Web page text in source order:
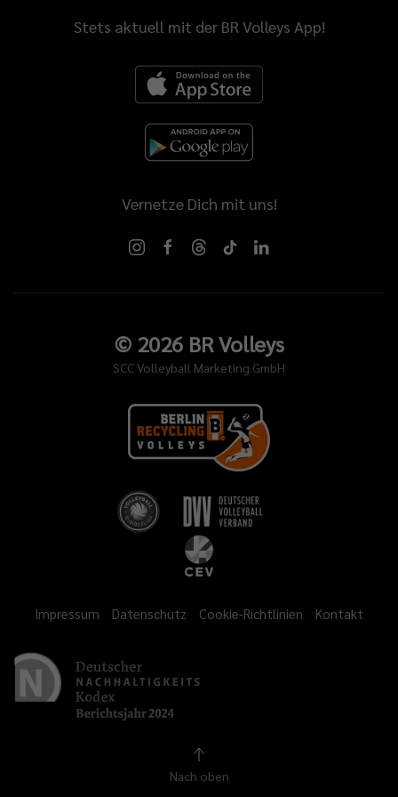
Stets aktuell mit der BR Volleys App!
Vernetze Dich mit uns!
© 2026BR Volleys
SCC Volleyball Marketing GmbH
Impressum Datenschutz Cookie-Richtlinien Kontakt
Nach oben